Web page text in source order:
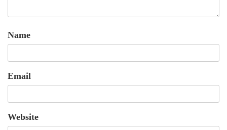
Name
Email
Website